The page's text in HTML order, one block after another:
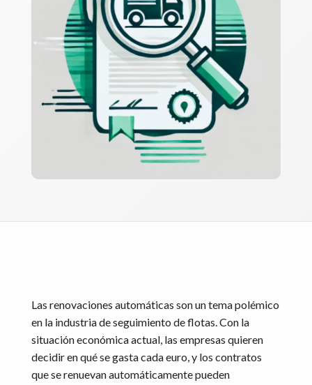
Las renovaciones automáticas son un tema polémico
en la industria de seguimiento de flotas. Con la
situación económica actual, las empresas quieren
decidir en qué se gasta cada euro, y los contratos
que se renuevan automáticamente pueden